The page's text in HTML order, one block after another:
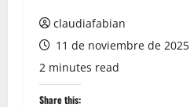
claudiafabian
11 de noviembre de 2025
2 minutes read
Share this: